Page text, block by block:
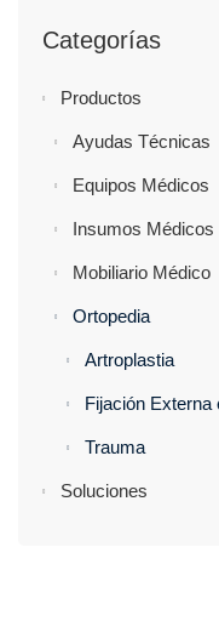
Categorías
Productos
Ayudas Técnicas
Equipos Médicos
Insumos Médicos
Mobiliario Médico
Ortopedia
Artroplastia
Fijación Externa
Trauma
Soluciones